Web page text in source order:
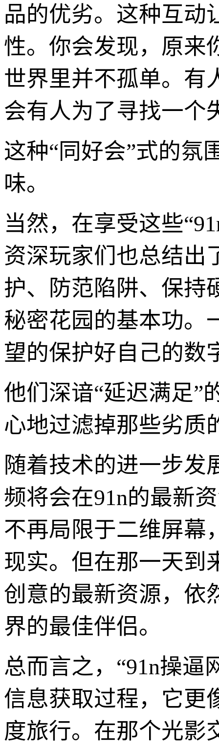
品的优劣。这种互动
性。你会发现，原来
世界里并不孤单。有
会有人为了寻找一个
这种“同好会”式的氛
味。
当然，在享受这些
资深玩家们也总结出
护、防范陷阱、保持
秘密花园的基本功。
望的保护好自己的数
他们深谙“延迟满足”
心地过滤掉那些劣质
随着技术的进一步发
频将会在91n的最新
不再局限于二维屏幕
现实。但在那一天到
创意的最新资源，依
界的最佳伴侣。
总而言之，“91n操逼
信息获取过程，它更
度旅行。在那个光影